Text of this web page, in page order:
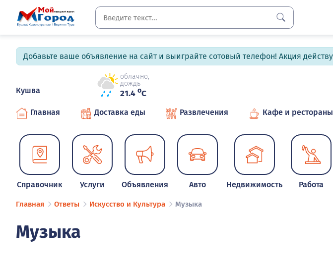
Добавьте ваше объявление на сайт и выиграйте сотовый телефон! Акция
Кушва
облачно,
дождь
21.4 oC
Главная Доставка еды Развлечения Кафе и рестораны
Справочник Услуги Объявления Авто Недвижимость Работа
Главная Ответы Искусство и Культура Музыка
Музыка